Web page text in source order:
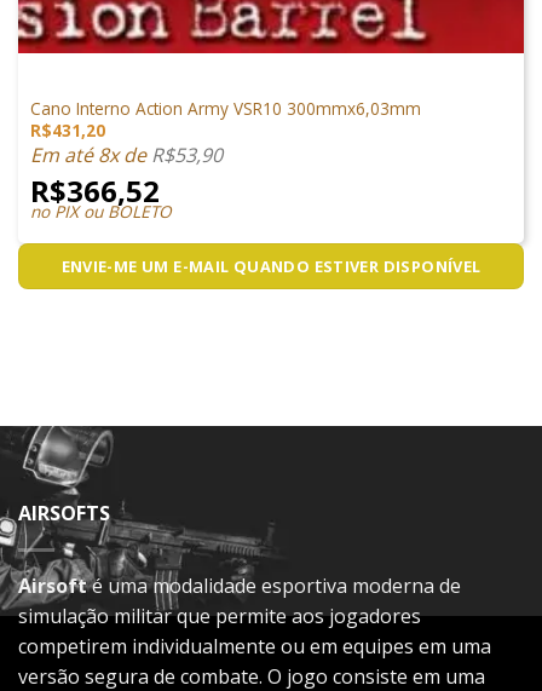
Cano Interno Action Army VSR10 300mmx6,03mm
R$431,20
Em até 8x deR$53,90
R$366,52
no PIX ou BOLETO
ENVIE-ME UM E-MAIL QUANDO ESTIVER DISPONÍVEL
AIRSOFTS
Airsofté uma modalidade esportiva moderna de
simulação militar que permite aos jogadores
competirem individualmente ou em equipes em uma
versão segura de combate. O jogo consiste em uma